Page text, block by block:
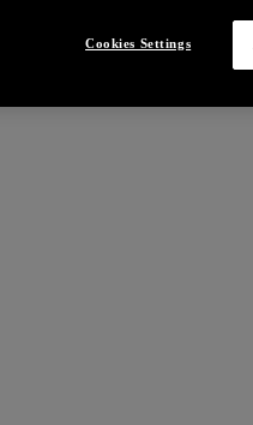
Cookies Settings